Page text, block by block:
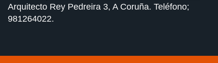
Arquitecto Rey Pedreira 3, A Coruña. Teléfono;
981264022.